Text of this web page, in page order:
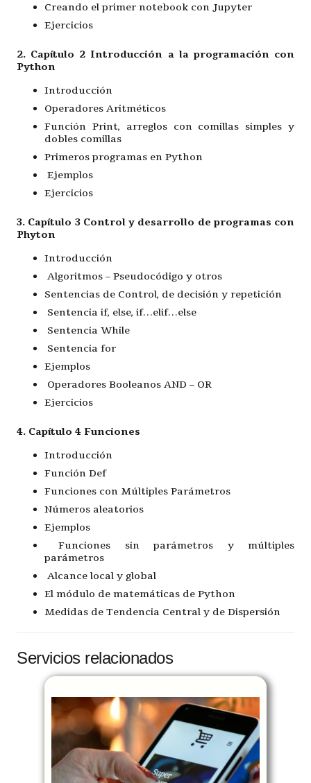
Creando el primer notebook con Jupyter
Ejercicios
2. Capítulo 2 Introducción a la programación con
Python
Introducción
Operadores Aritméticos
Función Print, arreglos con comillas simples y
dobles comillas
Primeros programas en Python
Ejemplos
Ejercicios
3. Capítulo 3 Control y desarrollo de programas con
Phyton
Introducción
Algoritmos – Pseudocódigo y otros
Sentencias de Control, de decisión y repetición
Sentencia if, else, if…elif…else
Sentencia While
Sentencia for
Ejemplos
Operadores Booleanos AND – OR
Ejercicios
4. Capítulo 4 Funciones
Introducción
Función Def
Funciones con Múltiples Parámetros
Números aleatorios
Ejemplos
Funciones sin parámetros y múltiples
parámetros
Alcance local y global
El módulo de matemáticas de Python
Medidas de Tendencia Central y de Dispersión
Servicios relacionados